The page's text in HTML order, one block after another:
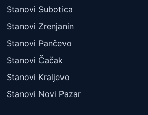
Stanovi Subotica
Stanovi Zrenjanin
Stanovi Pančevo
Stanovi Čačak
Stanovi Kraljevo
Stanovi Novi Pazar